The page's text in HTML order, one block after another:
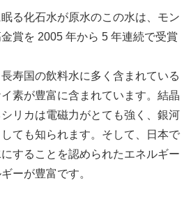
る化石水が原水のこの水は、モン
賞を 2005 年から 5 年連続で受賞
寿国の飲料水に多く含まれている
素が豊富に含まれています。結晶
リカは電磁力がとても強く、銀河
ても知られます。そして、日本で
することを認められたエネルギー
ーが豊富です。